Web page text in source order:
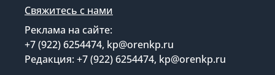
Свяжитесь с нами
Реклама на сайте:
+7 (922) 6254474, kp@orenkp.ru
Редакция: +7 (922) 6254474, kp@orenkp.ru